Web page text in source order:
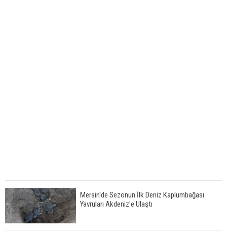
Mersin'de Sezonun İlk Deniz Kaplumbağası
Yavruları Akdeniz'e Ulaştı